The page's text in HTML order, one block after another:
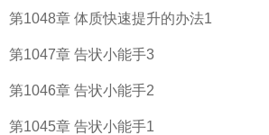
第1048章 体质快速提升的办法1
第1047章 告状小能手3
第1046章 告状小能手2
第1045章 告状小能手1